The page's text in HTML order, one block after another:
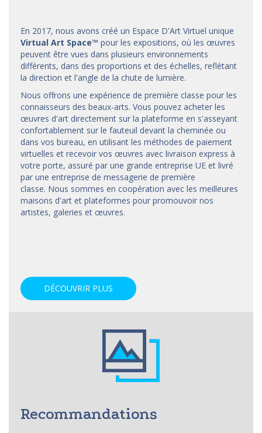
En 2017, nous avons créé un Espace D'Art Virtuel unique
Virtual Art Space™ pour les expositions, où les œuvres
peuvent être vues dans plusieurs environnements
différents, dans des proportions et des échelles, reflétant
la direction et l'angle de la chute de lumière.
Nous offrons une expérience de première classe pour les
connaisseurs des beaux-arts. Vous pouvez acheter les
œuvres d'art directement sur la plateforme en s'asseyant
confortablement sur le fauteuil devant la cheminée ou
dans vos bureau, en utilisant les méthodes de paiement
virtuelles et recevoir vos œuvres avec livraison express à
votre porte, assuré par une grande entreprise UE et livré
par une entreprise de messagerie de première
classe. Nous sommes en coopération avec les meilleures
maisons d'art et plateformes pour promouvoir nos
artistes, galeries et œuvres.
DÉCOUVRIR PLUS
Recommandations